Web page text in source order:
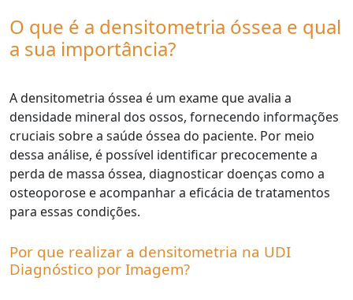
O que é a densitometria óssea e qual
a sua importância?
A densitometria óssea é um exame que avalia a
densidade mineral dos ossos, fornecendo informações
cruciais sobre a saúde óssea do paciente. Por meio
dessa análise, é possível identificar precocemente a
perda de massa óssea, diagnosticar doenças como a
osteoporose e acompanhar a eficácia de tratamentos
para essas condições.
Por que realizar a densitometria na UDI
Diagnóstico por Imagem?